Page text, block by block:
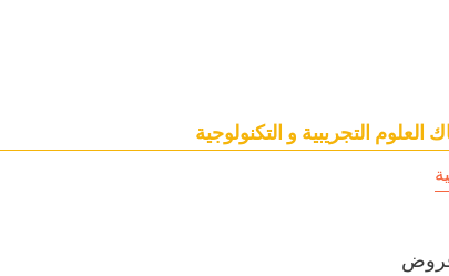
التجريبية و التكنولوجية